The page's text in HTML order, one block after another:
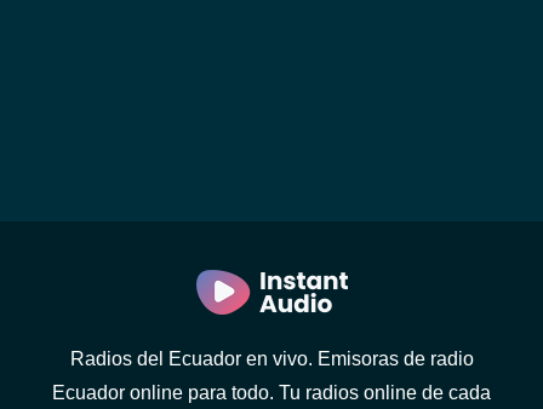
Radios del Ecuador en vivo. Emisoras de radio
Ecuador online para todo. Tu radios online de cada